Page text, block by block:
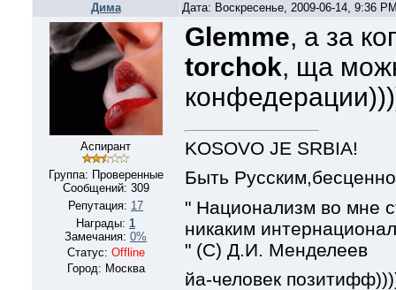
Дима Дата: Воскресенье, 2009-06-14, 9:36
Аспирант
Группа: Проверенные
Сообщений: 309
Репутация: 17
Награды: 1
Замечания: 0%
Статус: Offline
Город: Москва
Glemme, а за
torchok, ща
KOSOVO JE SRBIA!
Быть
" Национализм во мне
никаким
" (С) Д.И. Менделеев
йа-человек